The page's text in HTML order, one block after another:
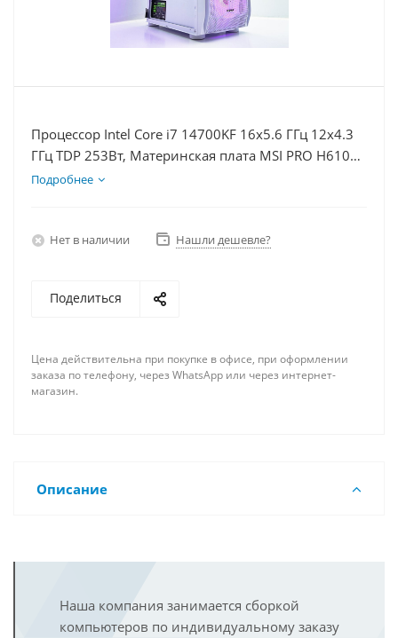
Процессор Intel Core i7 14700KF 16x5.6 ГГц 12x4.3
ГГц TDP 253Вт, Материнская плата MSI PRO H610M-
E, Видеокарта RTX 5060 8Гб, Память DDR4 64Gb,
Подробнее
Нет в наличии Нашли дешевле?
Поделиться
Цена действительна при покупке в офисе, при оформлении
заказа по телефону, через WhatsApp или через интернет-
магазин.
Описание
Наша компания занимается сборкой
компьютеров по индивидуальному заказу